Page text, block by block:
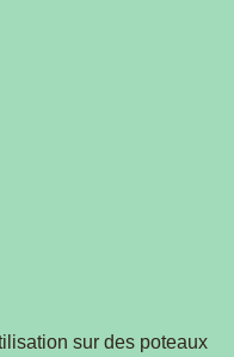
sur des poteaux